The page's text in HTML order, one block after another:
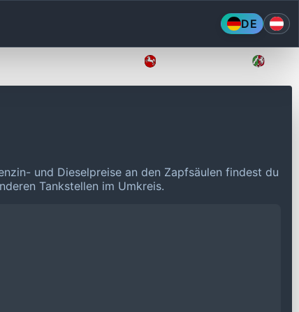
DE
und Dieselpreise an den Zapfsäulen findest du
Tankstellen im Umkreis.